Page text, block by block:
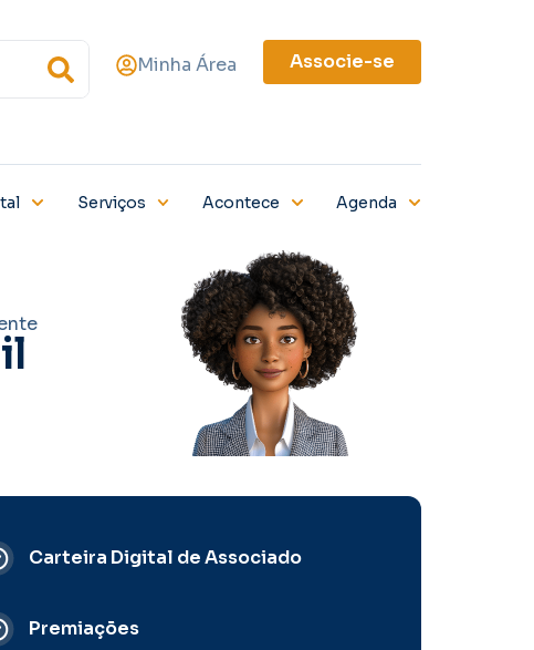
Minha Área Associe-se
Serviços Acontece Agenda
Carteira Digital de Associado
Premiações